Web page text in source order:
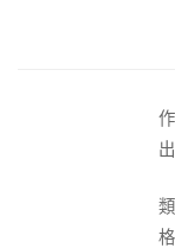
作
類
格